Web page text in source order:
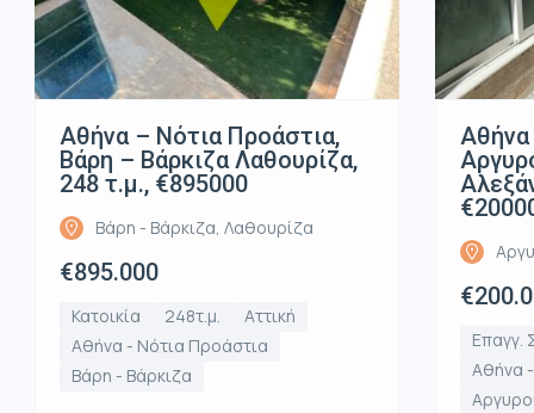
Αθήνα – Νότια Προάστια,
Βάρη – Βάρκιζα Λαθουρίζα,
248 τ.μ., €895000
Βάρη - Βάρκιζα, Λαθουρίζα
€895.000
Κατοικία 248τ.μ.
Αττική
Αθήνα - Νότια Προάστια
Βάρη - Βάρκιζα
Αθήνα
Επαγγ.
Αθήνα